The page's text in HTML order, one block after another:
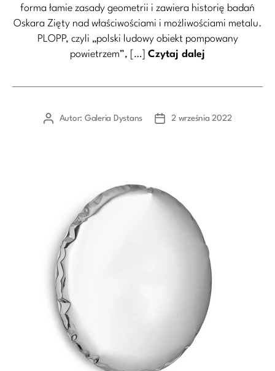
forma łamie zasady geometrii i zawiera historię badań
Oskara Zięty nad właściwościami i możliwościami metalu.
PLOPP, czyli „polski ludowy obiekt pompowany
powietrzem”, […] Czytaj dalej
Kategorie
AutorAutor: Galeria Dystans
Data2 września 2022